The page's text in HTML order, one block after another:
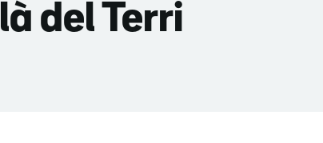
del Terri